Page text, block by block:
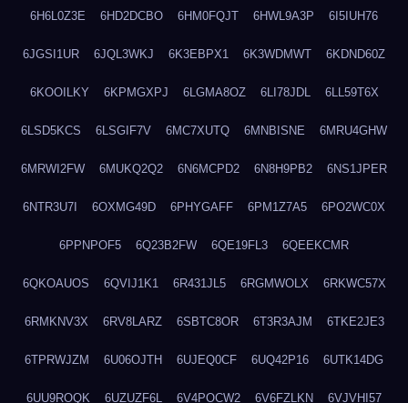
6H6L0Z3E 6HD2DCBO 6HM0FQJT 6HWL9A3P 6I5IUH76
6JGSI1UR 6JQL3WKJ 6K3EBPX1 6K3WDMWT 6KDND60Z
6KOOILKY 6KPMGXPJ 6LGMA8OZ 6LI78JDL 6LL59T6X
6LSD5KCS 6LSGIF7V 6MC7XUTQ 6MNBISNE 6MRU4GHW
6MRWI2FW 6MUKQ2Q2 6N6MCPD2 6N8H9PB2 6NS1JPER
6NTR3U7I 6OXMG49D 6PHYGAFF 6PM1Z7A5 6PO2WC0X
6PPNPOF5 6Q23B2FW 6QE19FL3 6QEEKCMR
6QKOAUOS 6QVIJ1K1 6R431JL5 6RGMWOLX 6RKWC57X
6RMKNV3X 6RV8LARZ 6SBTC8OR 6T3R3AJM 6TKE2JE3
6TPRWJZM 6U06OJTH 6UJEQ0CF 6UQ42P16 6UTK14DG
6UU9ROQK 6UZUZF6L 6V4POCW2 6V6FZLKN 6VJVHI57